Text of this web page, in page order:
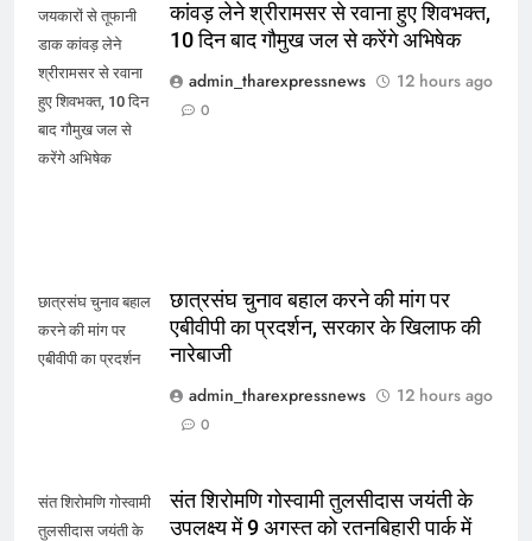
जयकारों से तूफानी
डाक कांवड़ लेने
श्रीरामसर से रवाना
हुए शिवभक्त, 10 दिन
बाद गौमुख जल से
करेंगे अभिषेक
कांवड़ लेने श्रीरामसर से रवाना हुए शिवभक्त,
10 दिन बाद गौमुख जल से करेंगे अभिषेक
admin_tharexpressnews
12 hours ago
0
छात्रसंघ चुनाव बहाल
करने की मांग पर
एबीवीपी का प्रदर्शन
छात्रसंघ चुनाव बहाल करने की मांग पर
एबीवीपी का प्रदर्शन, सरकार के खिलाफ की
नारेबाजी
admin_tharexpressnews
12 hours ago
0
संत शिरोमणि गोस्वामी
तुलसीदास जयंती के
संत शिरोमणि गोस्वामी तुलसीदास जयंती के
उपलक्ष्य में 9 अगस्त को रतनबिहारी पार्क में